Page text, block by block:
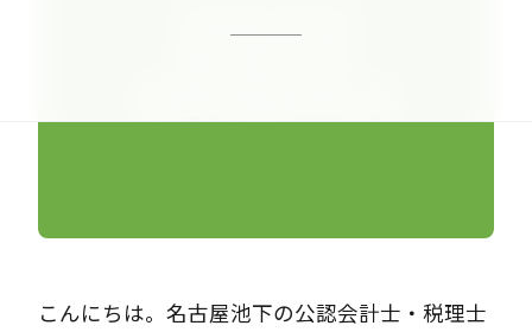
こんにちは。名古屋池下の公認会計士・税理士